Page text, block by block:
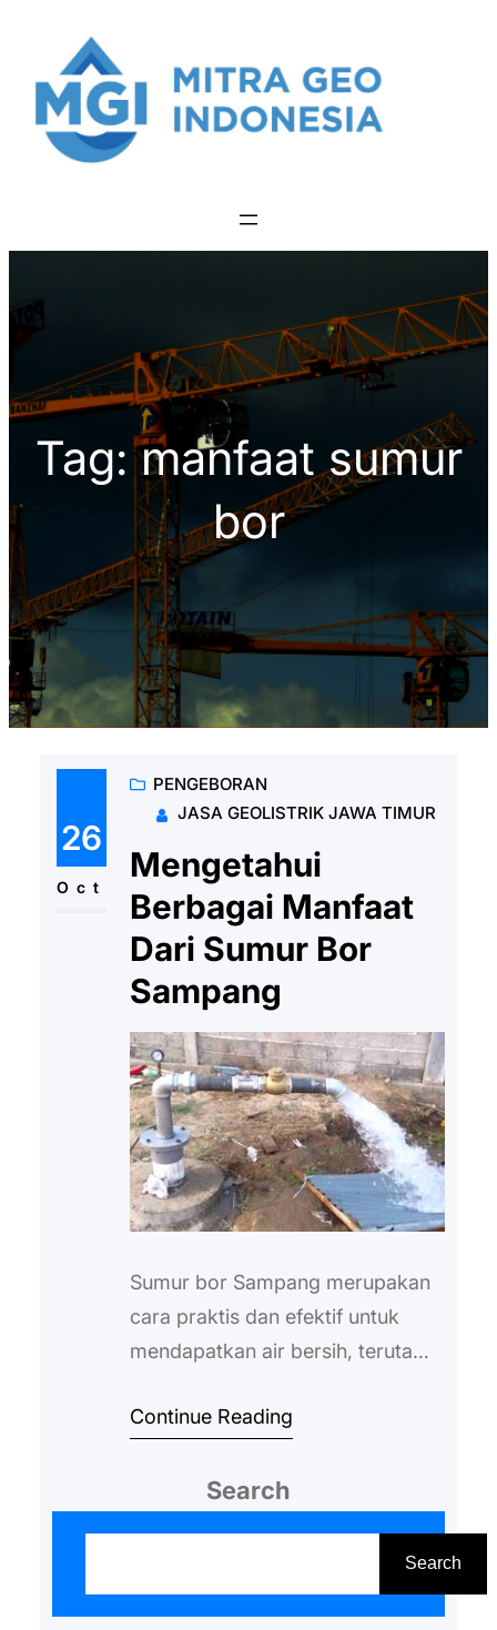
content
Tag:manfaat sumur
bor
26
Oct
PENGEBORAN
JASA GEOLISTRIK JAWA TIMUR
Mengetahui
Berbagai Manfaat
Dari Sumur Bor
Sampang
Sumur bor Sampang merupakan
cara praktis dan efektif untuk
mendapatkan air bersih, terutama
biayanya tak murah dan
didapatkan jelas akan sebanding.
menjadi solusi layak untuk
Continue Reading
Search
Search